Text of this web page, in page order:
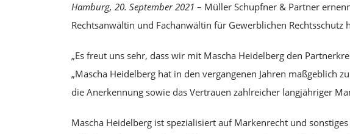
Hamburg, 20. September 2021 – Müller Schupfner & Partner
Rechtsanwältin und Fachanwältin für Gewerblichen
„Es freut uns sehr, dass wir mit Mascha Heidelberg den
„Mascha Heidelberg hat in den vergangenen Jahren
die Anerkennung sowie das Vertrauen zahlreicher langjähriger
Mascha Heidelberg ist spezialisiert auf Markenrecht und